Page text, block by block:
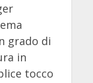
grado di
in
tocco